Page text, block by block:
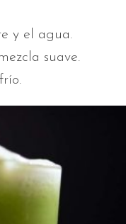
y el agua.
suave.